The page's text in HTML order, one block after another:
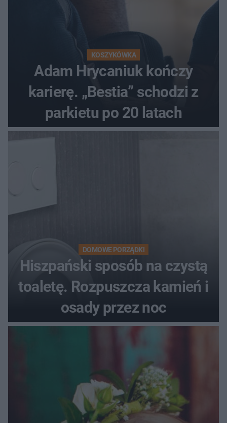
KOSZYKÓWKA
Adam Hrycaniuk kończy
karierę. „Bestia” schodzi z
parkietu po 20 latach
DOMOWE PORZĄDKI
Hiszpański sposób na czystą
toaletę. Rozpuszcza kamień i
osady przez noc